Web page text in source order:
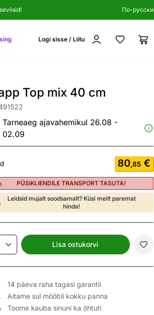
По-русски
Logi sisse / Liitu
Top mix 40 cm
Tarneaeg ajavahemikul 26.08 -
02.09
80,85 €
PÜSIKLIENDILE TRANSPORT TASUTA!
Leidsid mujalt soodsamalt? Küsi meilt paremat
hinda!
Lisa ostukorvi
14 päeva raha tagasi garantii
Aitame sul mööbli kokku panna
Toome kauba sinuni ka õhtuti